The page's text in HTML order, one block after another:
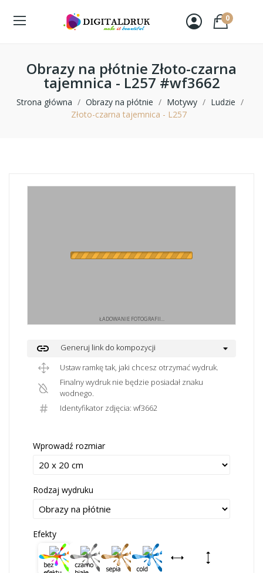
0
Obrazy na płótnie Złoto-czarna
tajemnica - L257 #wf3662
Strona główna Obrazy na płótnie Motywy
Ludzie
Złoto-czarna tajemnica - L257
ŁADOWANIE FOTOGRAFII...
link
Generuj link do kompozycji
Ustaw ramkę tak, jaki chcesz otrzymać wydruk.
Finalny wydruk nie będzie posiadał znaku
wodnego.
Identyfikator zdjęcia: wf3662
Wprowadź rozmiar
Rodzaj wydruku
Efekty